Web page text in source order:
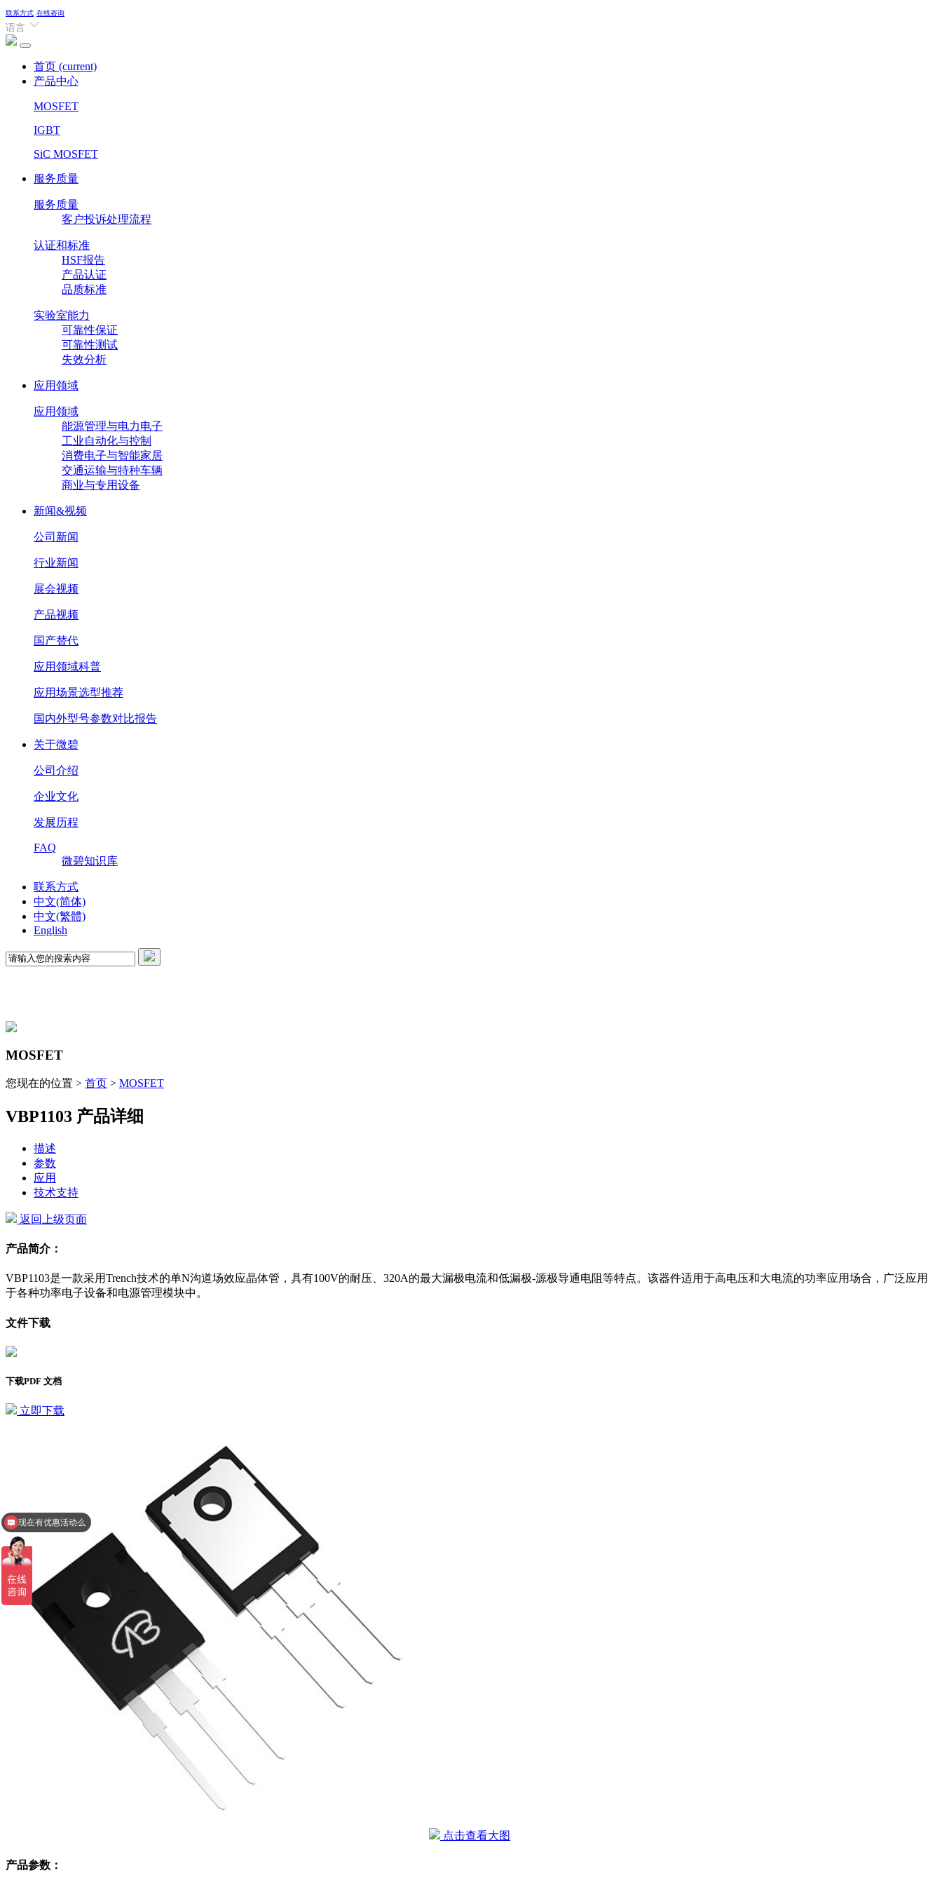
联系方式 在线咨询
语言
首页 (current)
产品中心
MOSFET
IGBT
SiC MOSFET
服务质量
服务质量
客户投诉处理流程
认证和标准
HSF报告
产品认证
品质标准
实验室能力
可靠性保证
可靠性测试
失效分析
应用领域
应用领域
能源管理与电力电子
工业自动化与控制
消费电子与智能家居
交通运输与特种车辆
商业与专用设备
新闻&视频
公司新闻
行业新闻
展会视频
产品视频
国产替代
应用领域科普
应用场景选型推荐
国内外型号参数对比报告
关于微碧
公司介绍
企业文化
发展历程
FAQ
微碧知识库
联系方式
中文(简体)
中文(繁體)
English
MOSFET
您现在的位置 > 首页 > MOSFET
VBP1103 产品详细
描述
参数
应用
技术支持
返回上级页面
产品简介：
VBP1103是一款采用Trench技术的单N沟道场效应晶体管，具有100V的耐压、320A的最大漏极电流和低漏极-源极导通电阻等特点。该器件适用于高电压和大电流的功率应用场合，广泛应用
于各种功率电子设备和电源管理模块中。
文件下载
下载PDF 文档
立即下载
点击查看大图
产品参数：
查询相关型号报价
现在有优惠活动么